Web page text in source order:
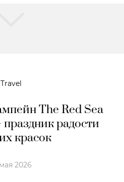
Travel
The Red Sea
радости
красок
2026